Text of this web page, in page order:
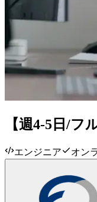
【週4-5日/
エンジニア オン